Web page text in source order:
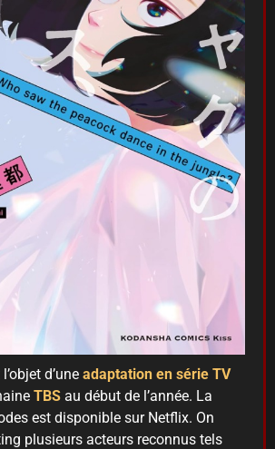
d’une adaptation en série TV
TBS au début de l’année. La
est disponible sur Netflix. On
plusieurs acteurs reconnus tels